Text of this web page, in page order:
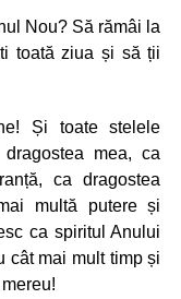
Nou? Să rămâi la
toată ziua și să ții
Și toate stelele
mea, ca
ca dragostea
multă putere și
ca spiritul Anului
cât mai mult timp și